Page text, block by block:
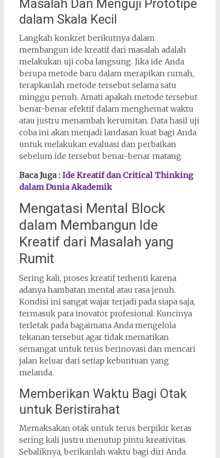
Masalah Dan Menguji Prototipe
dalam Skala Kecil
Langkah konkret berikutnya dalam
membangun ide kreatif dari masalah adalah
melakukan uji coba langsung. Jika ide Anda
berupa metode baru dalam merapikan rumah,
terapkanlah metode tersebut selama satu
minggu penuh. Amati apakah metode tersebut
benar-benar efektif dalam menghemat waktu
atau justru menambah kerumitan. Data hasil uji
coba ini akan menjadi landasan kuat bagi Anda
untuk melakukan evaluasi dan perbaikan
sebelum ide tersebut benar-benar matang.
Baca Juga : Ide Kreatif dan Critical Thinking
dalam Dunia Akademik
Mengatasi Mental Block
dalam Membangun Ide
Kreatif dari Masalah yang
Rumit
Sering kali, proses kreatif terhenti karena
adanya hambatan mental atau rasa jenuh.
Kondisi ini sangat wajar terjadi pada siapa saja,
termasuk para inovator profesional. Kuncinya
terletak pada bagaimana Anda mengelola
tekanan tersebut agar tidak mematikan
semangat untuk terus berinovasi dan mencari
jalan keluar dari setiap kebuntuan yang
melanda.
Memberikan Waktu Bagi Otak
untuk Beristirahat
Memaksakan otak untuk terus berpikir keras
sering kali justru menutup pintu kreativitas.
Sebaliknya, berikanlah waktu bagi diri Anda